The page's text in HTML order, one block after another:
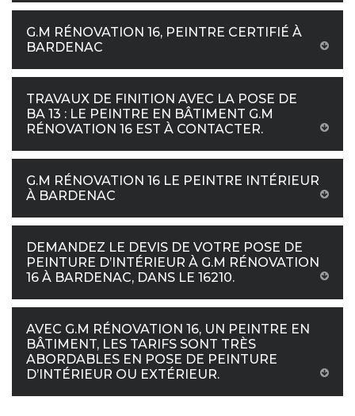
G.M RÉNOVATION 16, PEINTRE CERTIFIÉ À
BARDENAC
TRAVAUX DE FINITION AVEC LA POSE DE
BA 13 : LE PEINTRE EN BÂTIMENT G.M
RÉNOVATION 16 EST À CONTACTER.
G.M RÉNOVATION 16 LE PEINTRE INTÉRIEUR
À BARDENAC
DEMANDEZ LE DEVIS DE VOTRE POSE DE
PEINTURE D’INTÉRIEUR À G.M RÉNOVATION
16 À BARDENAC, DANS LE 16210.
AVEC G.M RÉNOVATION 16, UN PEINTRE EN
BÂTIMENT, LES TARIFS SONT TRÈS
ABORDABLES EN POSE DE PEINTURE
D’INTÉRIEUR OU EXTÉRIEUR.